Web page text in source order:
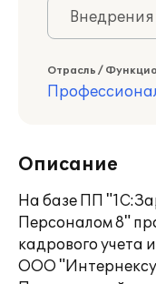
Отрасль /
Описание
На базе ПП
Персоналом 8"
кадрового учета
ООО